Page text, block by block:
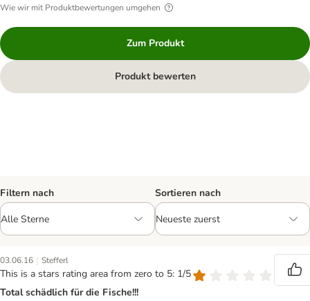
Wie wir mit Produktbewertungen umgehen
Zum Produkt
Produkt bewerten
Filtern nach Sortieren nach
03.06.16 | Stefferl
This is a stars rating area from zero to 5: 1/5
Total schädlich für die Fische!!!